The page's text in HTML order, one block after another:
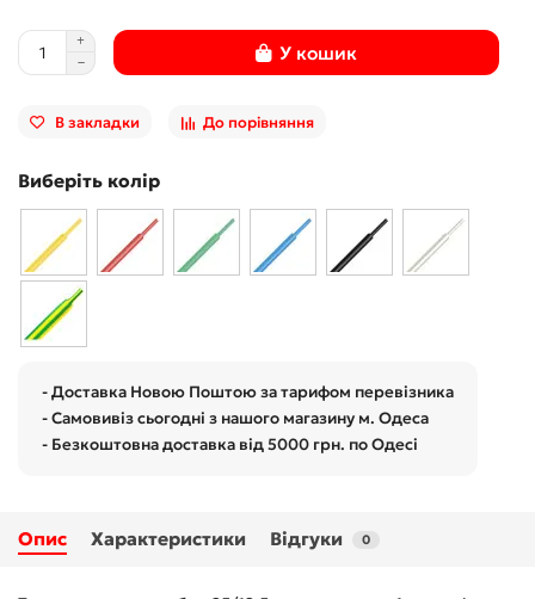
У кошик
В закладки До порівняння
Виберіть колір
- Доставка Новою Поштою за тарифом перевізника
- Самовивіз сьогодні з нашого магазину м. Одеса
- Безкоштовна доставка від 5000 грн. по Одесі
Опис Характеристики Відгуки 0